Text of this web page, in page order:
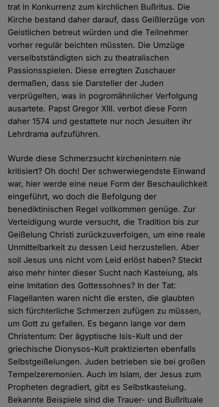
trat in Konkurrenz zum kirchlichen Bußritus. Die
Kirche bestand daher darauf, dass Geißlerzüge von
Geistlichen betreut würden und die Teilnehmer
vorher regulär beichten müssten. Die Umzüge
verselbstständigten sich zu theatralischen
Passionsspielen. Diese erregten Zuschauer
dermaßen, dass sie Darsteller der Juden
verprügelten, was in pogromähnlicher Verfolgung
ausartete. Papst Gregor XIII. verbot diese Form
daher 1574 und gestattete nur noch Jesuiten ihr
Lehrdrama aufzuführen.
Wurde diese Schmerzsucht kirchenintern nie
kritisiert? Oh doch! Der schwerwiegendste Einwand
war, hier werde eine neue Form der Beschaulichkeit
eingeführt, wo doch die Befolgung der
benediktinischen Regel vollkommen genüge. Zur
Verteidigung wurde versucht, die Tradition bis zur
Geißelung Christi zurückzuverfolgen, um eine reale
Unmittelbarkeit zu dessen Leid herzustellen. Aber
soll Jesus uns nicht vom Leid erlöst haben? Steckt
also mehr hinter dieser Sucht nach Kasteiung, als
eine Imitation des Gottessohnes? In der Tat:
Flagellanten waren nicht die ersten, die glaubten
sich fürchterliche Schmerzen zufügen zu müssen,
um Gott zu gefallen. Es begann lange vor dem
Christentum: Der ägyptische Isis-Kult und der
griechische Dionysos-Kult praktizierten ebenfalls
Selbstgeißelungen. Juden betrieben sie bei großen
Tempelzeremonien. Auch im Islam, der Jesus zum
Propheten degradiert, gibt es Selbstkasteiung.
Bekannte Beispiele sind die Trauer- und Bußrituale